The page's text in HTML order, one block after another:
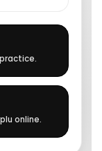
online.